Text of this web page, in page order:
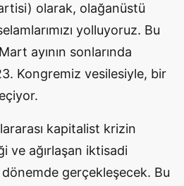
olarak, olağanüstü
yolluyoruz. Bu
ayının sonlarında
Kongremiz vesilesiyle, bir
kapitalist krizin
ve ağırlaşan iktisadi
gerçekleşecek. Bu